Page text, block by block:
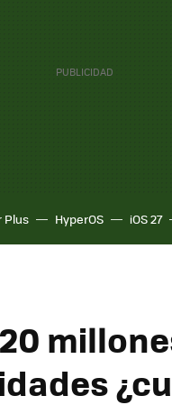
Plus HyperOS iOS 27
20